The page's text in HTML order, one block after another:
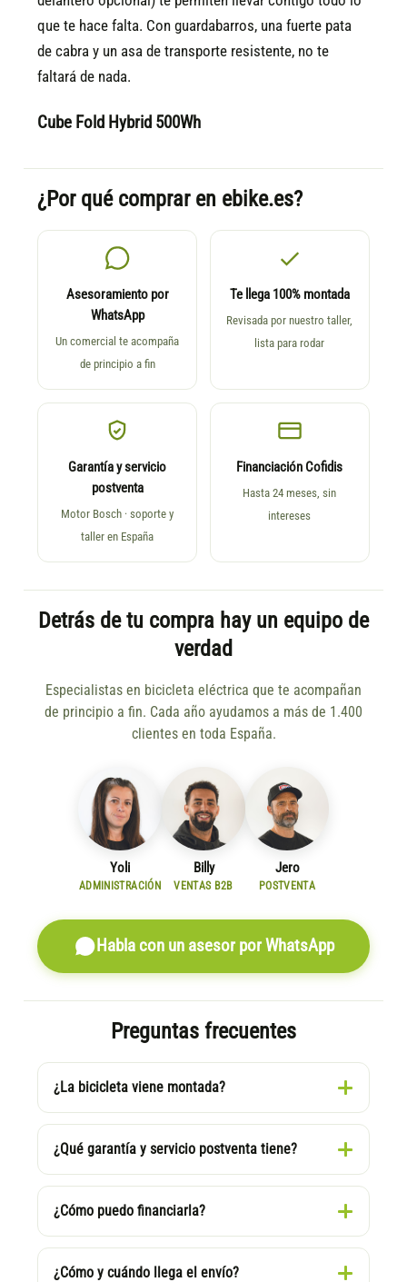
que te hace falta. Con guardabarros, una fuerte pata
de cabra y un asa de transporte resistente, no te
faltará de nada.
Cube Fold Hybrid 500Wh
¿Por qué comprar en ebike.es?
Asesoramiento por
WhatsApp
Un comercial te acompaña
de principio a fin
Te llega 100% montada
Revisada por nuestro taller,
lista para rodar
Garantía y servicio
postventa
Motor Bosch · soporte y
taller en España
Financiación Cofidis
Hasta 24 meses, sin
intereses
Detrás de tu compra hay un equipo de
verdad
Especialistas en bicicleta eléctrica que te acompañan
de principio a fin. Cada año ayudamos a más de 1.400
clientes en toda España.
Yoli
ADMINISTRACIÓN
Billy
VENTAS B2B
Jero
POSTVENTA
Habla con un asesor por WhatsApp
Preguntas frecuentes
¿La bicicleta viene montada?
¿Qué garantía y servicio postventa tiene?
¿Cómo puedo financiarla?
¿Cómo y cuándo llega el envío?